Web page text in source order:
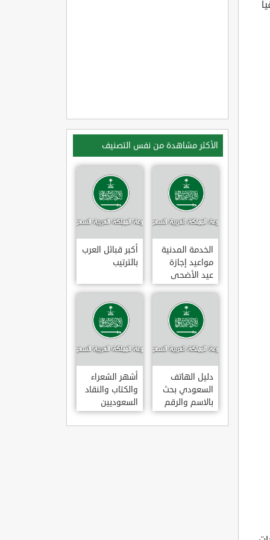
الأكثر مشاهدة من نفس التصنيف
الخدمة المدنية
مواعيد إجازة
عيد الأضحى
لعام 1443هـ
متى عودة
الموظفين
بالسعودية بعد
إجازة عيد
الأضحى 1443
أكبر قبائل العرب
بالترتيب
دليل الهاتف
السعودي بحث
بالاسم والرقم
أشهر الشعراء
والكتاب والنقاد
السعوديين